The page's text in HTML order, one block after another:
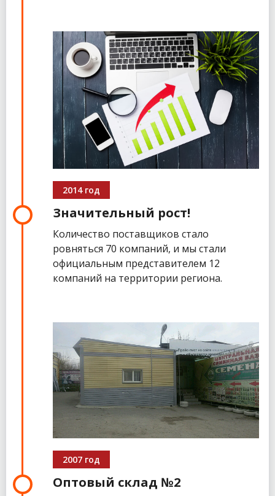
2014 год
Значительный рост!
Количество поставщиков стало
ровняться 70 компаний, и мы стали
официальным представителем 12
компаний на территории региона.
2007 год
Оптовый склад №2